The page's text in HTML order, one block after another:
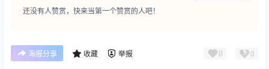
还没有人赞赏，快来当第一个赞赏的人吧！
海报分享 收藏 举报 0 0